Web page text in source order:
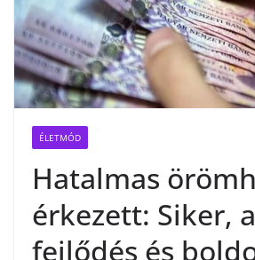
ÉLETMÓD
Hatalmas
érkezett: Siker,
fejlődés és